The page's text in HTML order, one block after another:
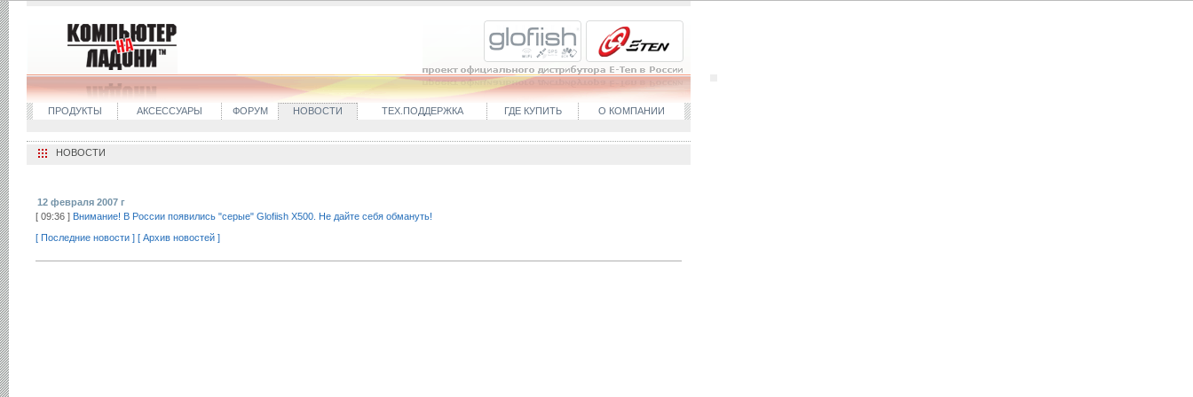
ПРОДУКТЫ АКСЕССУАРЫ ФОРУМ НОВОСТИ ТЕХ.ПОДДЕРЖКА ГДЕ КУПИТЬ О КОМПАНИИ
НОВОСТИ
12 февраля 2007 г
[ 09:36 ] Внимание! В России появились "серые" Glofiish X500. Не дайте себя обмануть!
[ Последние новости ] [ Архив новостей ]